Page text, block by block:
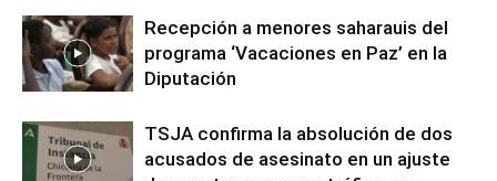
Recepción a menores saharauis del
programa ‘Vacaciones en Paz’ en la
Diputación
TSJA confirma la absolución de dos
acusados de asesinato en un ajuste